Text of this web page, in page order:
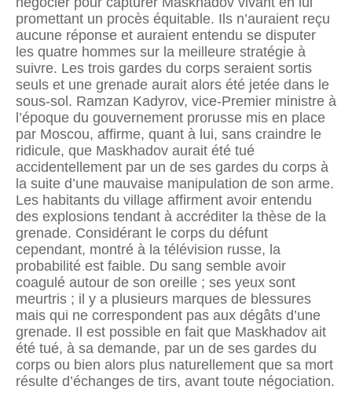
promettant un procès équitable. Ils n’auraient reçu
aucune réponse et auraient entendu se disputer
les quatre hommes sur la meilleure stratégie à
suivre. Les trois gardes du corps seraient sortis
seuls et une grenade aurait alors été jetée dans le
sous-sol. Ramzan Kadyrov, vice-Premier ministre à
l’époque du gouvernement prorusse mis en place
par Moscou, affirme, quant à lui, sans craindre le
ridicule, que Maskhadov aurait été tué
accidentellement par un de ses gardes du corps à
la suite d’une mauvaise manipulation de son arme.
Les habitants du village affirment avoir entendu
des explosions tendant à accréditer la thèse de la
grenade. Considérant le corps du défunt
cependant, montré à la télévision russe, la
probabilité est faible. Du sang semble avoir
coagulé autour de son oreille ; ses yeux sont
meurtris ; il y a plusieurs marques de blessures
mais qui ne correspondent pas aux dégâts d’une
grenade. Il est possible en fait que Maskhadov ait
été tué, à sa demande, par un de ses gardes du
corps ou bien alors plus naturellement que sa mort
résulte d’échanges de tirs, avant toute négociation.